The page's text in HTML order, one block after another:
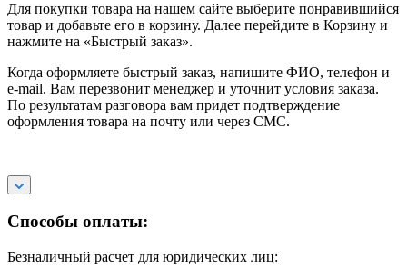
Для покупки товара на нашем сайте выберите понравившийся
товар и добавьте его в корзину. Далее перейдите в Корзину и
нажмите на «Быстрый заказ».
Когда оформляете быстрый заказ, напишите ФИО, телефон и
e-mail. Вам перезвонит менеджер и уточнит условия заказа.
По результатам разговора вам придет подтверждение
оформления товара на почту или через СМС.
Способы оплаты:
Безналичный расчет для юридических лиц: